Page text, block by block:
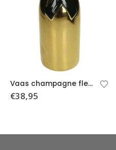
Vaas champagne fles goud 11.5x11x38.8cm
€38,95